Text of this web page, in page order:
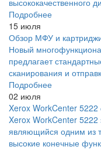
высококачественного
Подробнее
15 июля
Обзор МФУ и
Новый
предлагает
сканирования и
Подробнее
02 июля
Xerox WorkCenter
Xerox WorkCenter
являющийся одним из
высокие конечные